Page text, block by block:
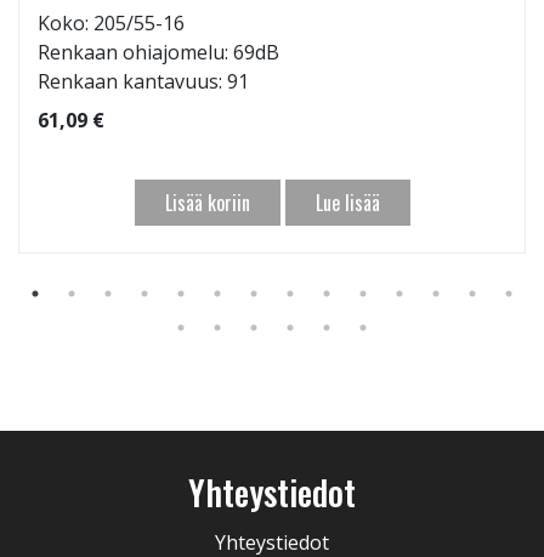
Koko: 205/55-16
Renkaan ohiajomelu: 69dB
Renkaan kantavuus: 91
61,09 €
Lisää koriin Lue lisää
Yhteystiedot
Yhteystiedot